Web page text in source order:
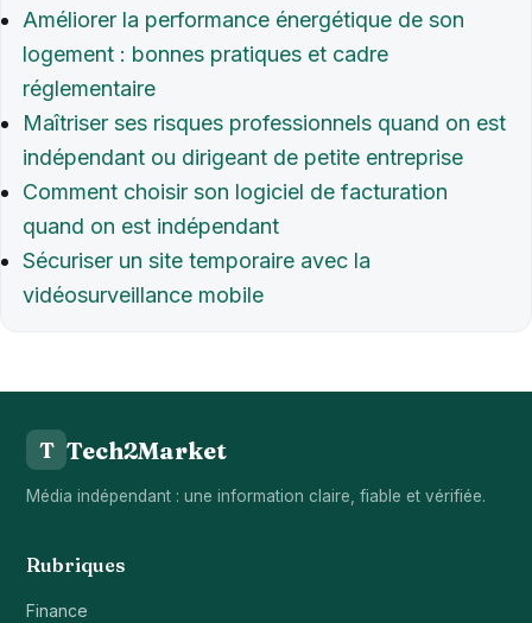
Améliorer la performance énergétique de son
logement : bonnes pratiques et cadre
réglementaire
Maîtriser ses risques professionnels quand on est
indépendant ou dirigeant de petite entreprise
Comment choisir son logiciel de facturation
quand on est indépendant
Sécuriser un site temporaire avec la
vidéosurveillance mobile
T Tech2Market
Média indépendant : une information claire, fiable et vérifiée.
Rubriques
Finance